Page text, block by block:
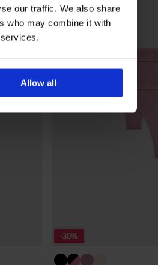
our traffic. We also share
who may combine it with
Allow all
-30%